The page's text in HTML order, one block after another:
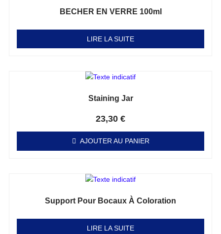
BECHER EN VERRE 100ml
LIRE LA SUITE
Staining Jar
23,30 €
AJOUTER AU PANIER
Support Pour Bocaux À Coloration
LIRE LA SUITE